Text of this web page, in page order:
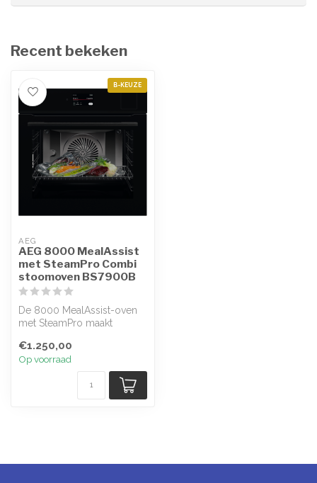
Recent bekeken
B-KEUZE
AEG
AEG 8000 MealAssist
met SteamPro Combi
stoomoven BS7900B
De 8000 MealAssist-oven
met SteamPro maakt
gezonder en be...
€1.250,00
Op voorraad